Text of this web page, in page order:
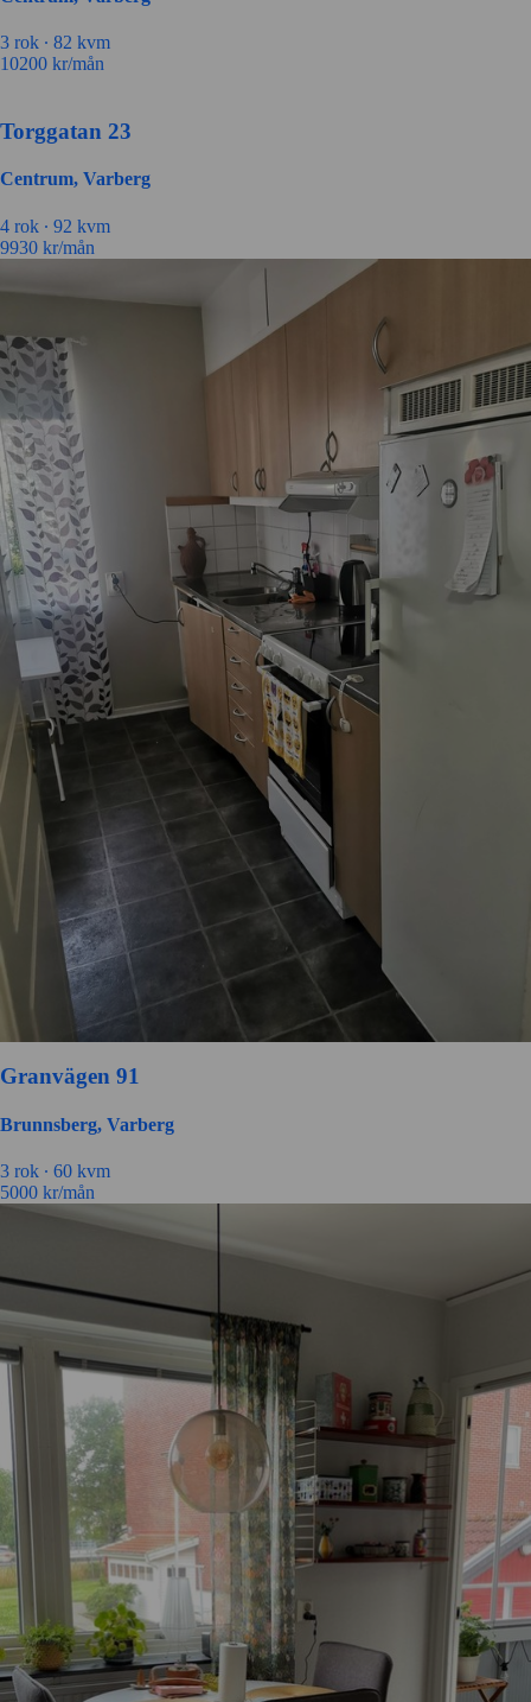
3 rok ∙ 82 kvm
10200 kr/mån
Torggatan 23
Centrum, Varberg
4 rok ∙ 92 kvm
9930 kr/mån
Granvägen 91
Brunnsberg, Varberg
3 rok ∙ 60 kvm
5000 kr/mån